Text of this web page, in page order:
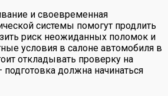
и своевременная
системы помогут продлить
риск неожиданных поломок и
условия в салоне автомобиля в
откладывать проверку на
должна начинаться